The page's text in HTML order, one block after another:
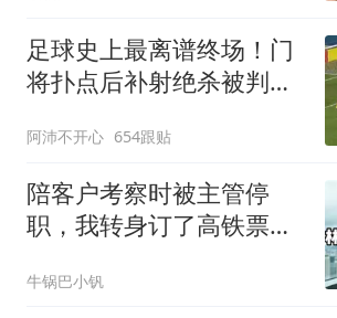
足球史上最离谱终场！门
将扑点后补射绝杀被判无
阿沛不开心 654跟贴
陪客户考察时被主管停
职，我转身订了高铁票。
亿合同没你根本签不了
牛锅巴小钒